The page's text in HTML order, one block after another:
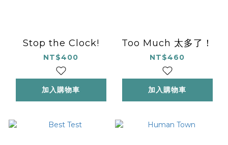
Stop the Clock!
NT$400
加入購物車
Too Much 太多了！
NT$460
加入購物車